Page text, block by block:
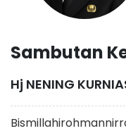
Sambutan
Hj NENING